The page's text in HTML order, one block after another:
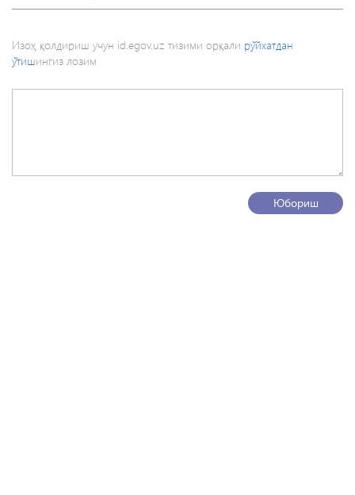
Изоҳ қолдириш учун id.egov.uz тизими орқали рўйхатдан
ўтишингиз лозим
Юбориш